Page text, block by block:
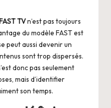
TVn’est pas toujours
du modèle FAST est
peut aussi devenir un
sont trop dispersés.
donc pas seulement
mais d’identifier
son temps.